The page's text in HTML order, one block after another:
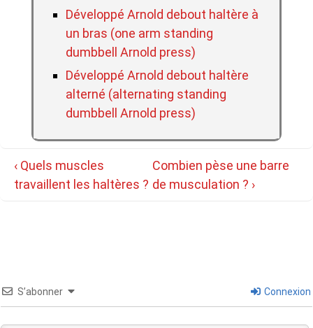
Développé Arnold debout haltère à
un bras (one arm standing
dumbbell Arnold press)
Développé Arnold debout haltère
alterné (alternating standing
dumbbell Arnold press)
Navigation
de
Previous
Post
‹ Quels muscles
travaillent les haltères ?
Next
Post
Combien pèse une barre
de musculation ? ›
S’abonner Connexion